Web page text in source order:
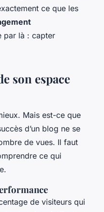
ce que les
par là : capter
son espace
Mais est-ce que
d’un blog ne se
de vues. Il faut
ce qui
de visiteurs qui